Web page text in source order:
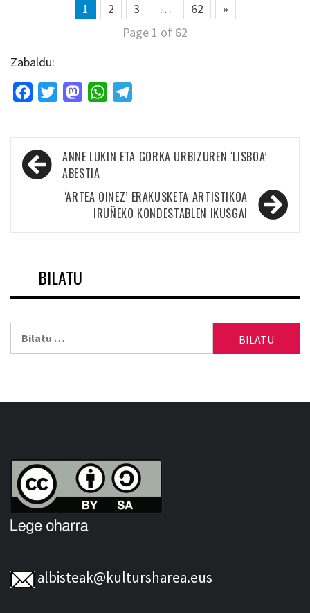
1 2 3 … 62
»
Page 1 of 62
Zabaldu:
FacebookTwitterMastodonWhatsApp
Bidalketetan
zehar
nabigatu
ANNE LUKIN ETA GORKA URBIZUREN ‘LISBOA’
ABESTIA
‘ARTEA OINEZ’ ERAKUSKETA ARTISTIKOA
IRUÑEKO KONDESTABLEN IKUSGAI
BILATU
albisteak@kultursharea.eus